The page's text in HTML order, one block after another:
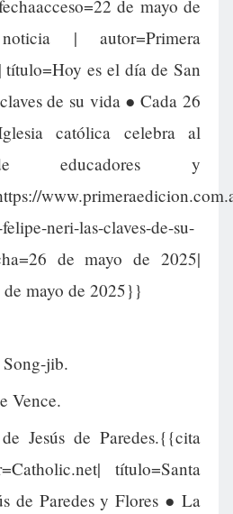
de mayo de
| autor=Primera
es el día de San
de su vida ● Cada 26
católica celebra al
educadores y
neri-las-claves-de-su-
de mayo de 2025|
de mayo de 2025}}
Song-jib.
Vence.
Jesús de Paredes.{{cita
título=Santa
de Paredes y Flores ● La